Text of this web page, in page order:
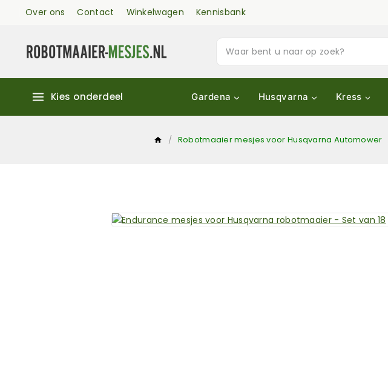
Over ons Contact Winkelwagen Kennisbank
Kies onderdeel Gardena Husqvarna Kress
/ Robotmaaier mesjes voor Husqvarna Automower